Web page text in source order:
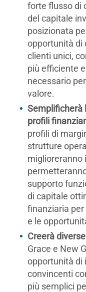
forte flusso di
del capitale
posizionata
opportunità di
clienti unici,
più efficiente
necessario
valore.
Semplificherà
profili
profili di
strutture
miglioreranno
supporto
di capitale
finanziaria
e le
Creerà
Grace e New
opportunità di
convincenti
più semplici